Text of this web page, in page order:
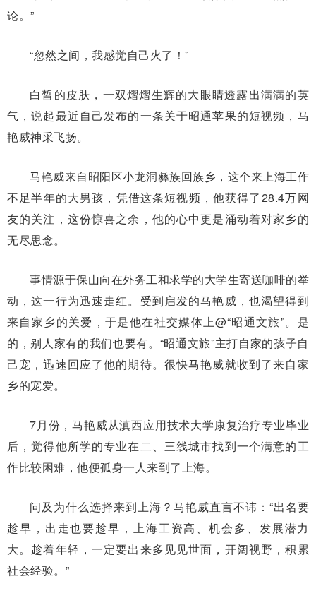
论。”
“忽然之间，我感觉自己火了！”
白皙的皮肤，一双熠熠生辉的大眼睛透露出满满的英
气，说起最近自己发布的一条关于昭通苹果的短视频，马
艳威神采飞扬。
马艳威来自昭阳区小龙洞彝族回族乡，这个来上海工作
不足半年的大男孩，凭借这条短视频，他获得了28.4万网
友的关注，这份惊喜之余，他的心中更是涌动着对家乡的
无尽思念。
事情源于保山向在外务工和求学的大学生寄送咖啡的举
动，这一行为迅速走红。受到启发的马艳威，也渴望得到
来自家乡的关爱，于是他在社交媒体上@“昭通文旅”。是
的，别人家有的我们也要有。“昭通文旅”主打自家的孩子自
己宠，迅速回应了他的期待。很快马艳威就收到了来自家
乡的宠爱。
7月份，马艳威从滇西应用技术大学康复治疗专业毕业
后，觉得他所学的专业在二、三线城市找到一个满意的工
作比较困难，他便孤身一人来到了上海。
问及为什么选择来到上海？马艳威直言不讳：“出名要
趁早，出走也要趁早，上海工资高、机会多、发展潜力
大。趁着年轻，一定要出来多见见世面，开阔视野，积累
社会经验。”